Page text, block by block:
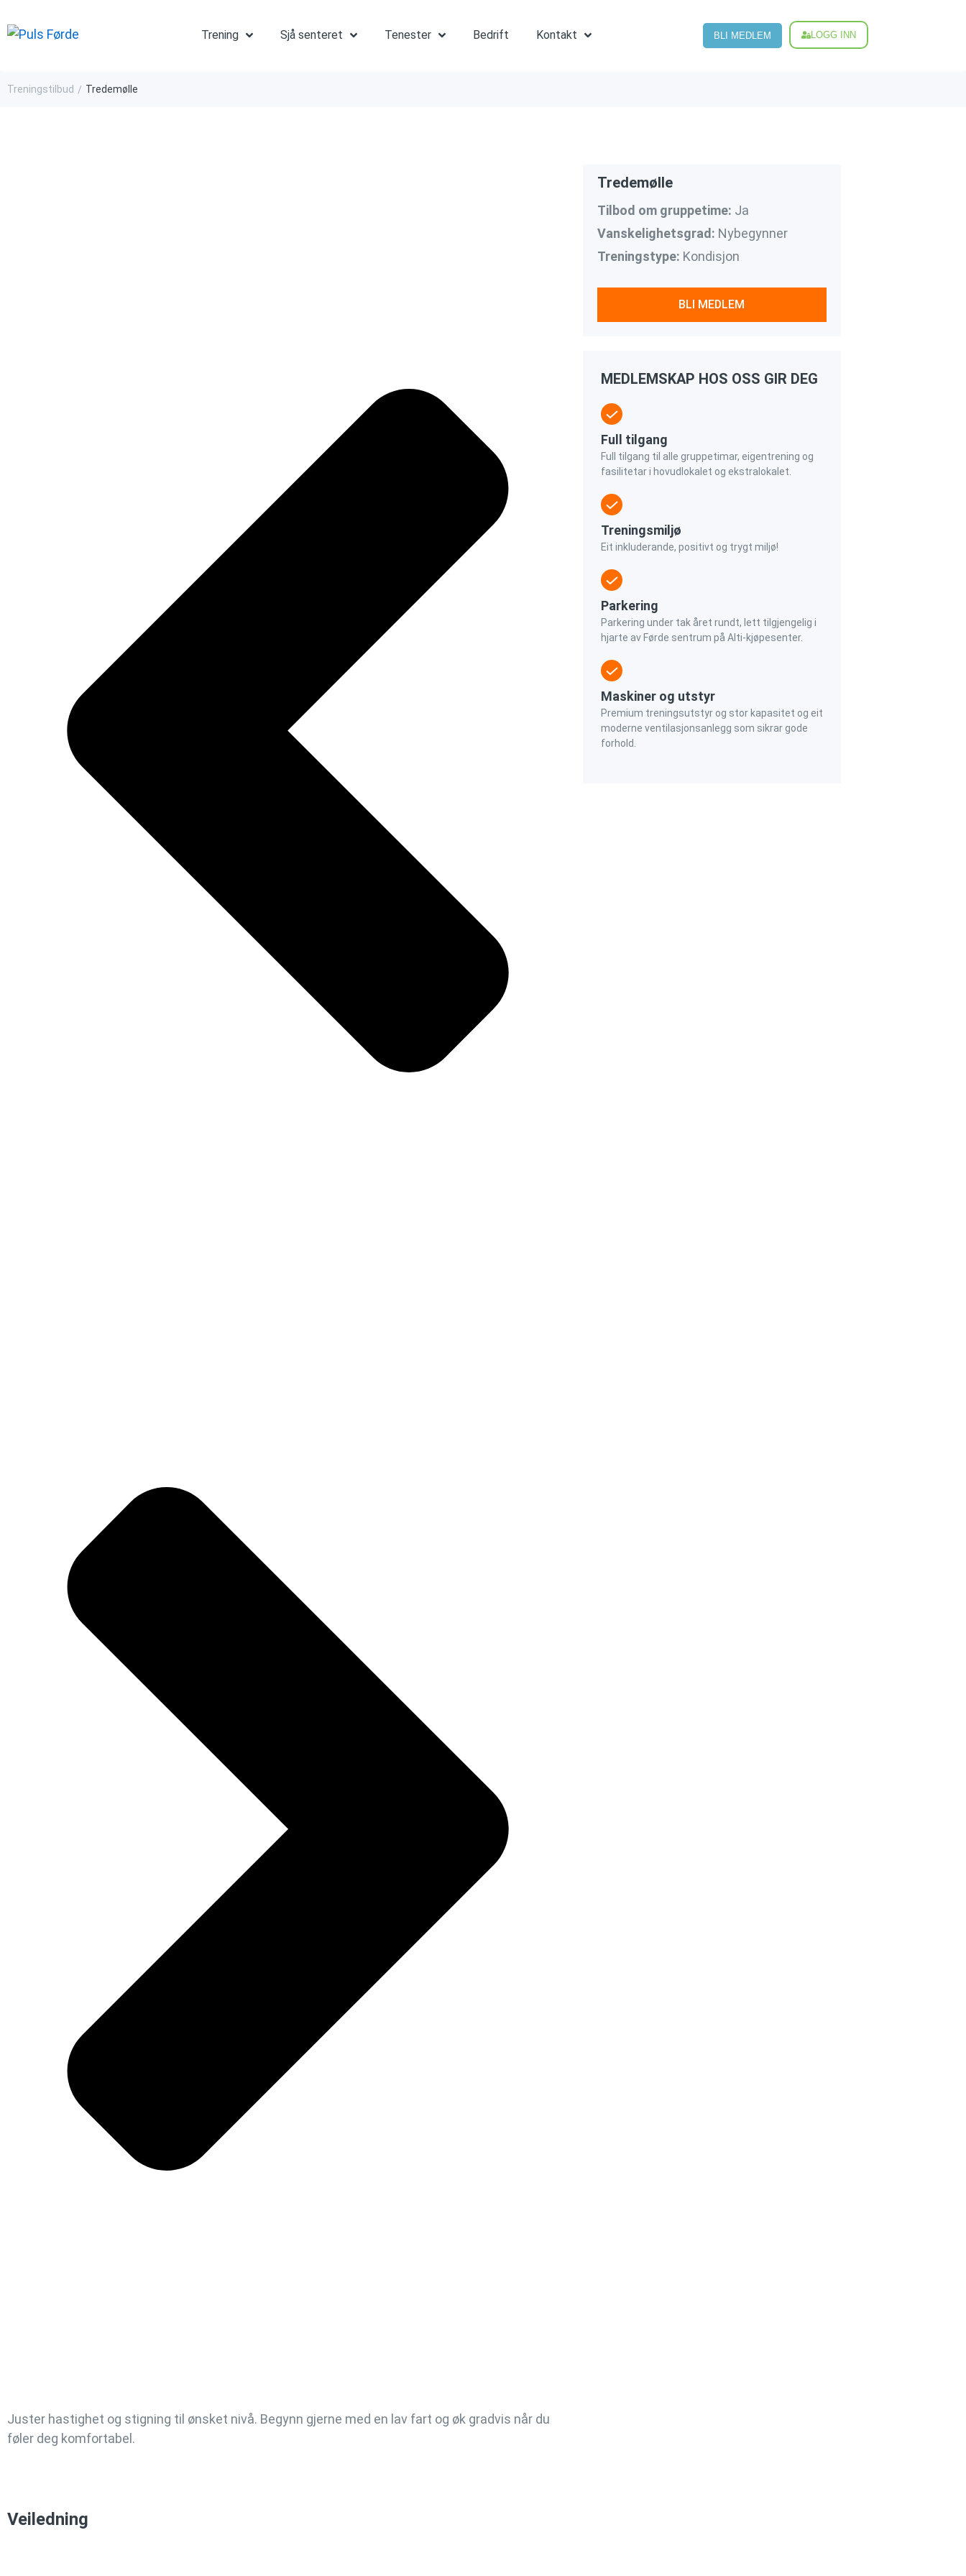
Trening Sjå senteret Tenester Bedrift Kontakt BLI MEDLEM LOGG INN
Treningstilbud / Tredemølle
Juster hastighet og stigning til ønsket nivå. Begynn gjerne med en lav fart og øk gradvis når du
føler deg komfortabel.
Veiledning
Tredemølle
Tilbod om gruppetime: Ja
Vanskelighetsgrad: Nybegynner
Treningstype: Kondisjon
BLI MEDLEM
MEDLEMSKAP HOS OSS GIR DEG
Full tilgang
Full tilgang til alle gruppetimar, eigentrening og
fasilitetar i hovudlokalet og ekstralokalet.
Treningsmiljø
Eit inkluderande, positivt og trygt miljø!
Parkering
Parkering under tak året rundt, lett tilgjengelig i
hjarte av Førde sentrum på Alti-kjøpesenter.
Maskiner og utstyr
Premium treningsutstyr og stor kapasitet og eit
moderne ventilasjonsanlegg som sikrar gode
forhold.